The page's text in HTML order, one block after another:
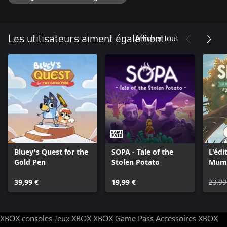
toutes les couleurs.
Les utilisateurs aiment également
Afficher tout
Bluey's Quest for the
Gold Pen
39,99 €
SOPA - Tale of the
Stolen Potato
19,99 €
XBOX consoles Jeux XBOXXBOX Game Pass Accessoires XBOX